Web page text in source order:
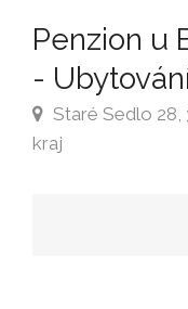
Penzion u
-
Staré Sedlo 28,
kraj